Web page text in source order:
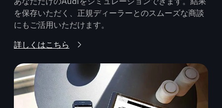
を保存いただく、正規ディーラーとのスムーズな商談
にもご活用いただけます。
詳しくはこちら